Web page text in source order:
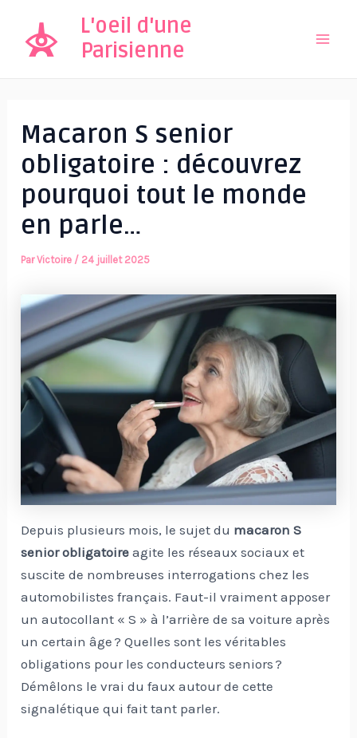
contenu
L'oeil d'une
Parisienne
Macaron S senior
obligatoire : découvrez
pourquoi tout le monde
en parle…
ParVictoire / 24 juillet 2025
Depuis plusieurs mois, le sujet du macaron S
senior obligatoire agite les réseaux sociaux et
suscite de nombreuses interrogations chez les
automobilistes français. Faut-il vraiment apposer
un autocollant « S » à l’arrière de sa voiture après
un certain âge ? Quelles sont les véritables
obligations pour les conducteurs seniors ?
Démêlons le vrai du faux autour de cette
signalétique qui fait tant parler.